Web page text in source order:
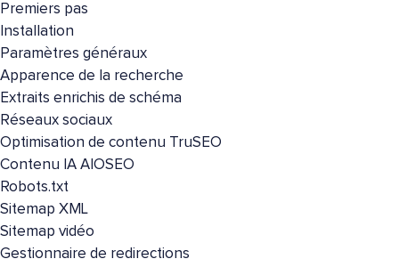
Premiers pas
Installation
Paramètres généraux
Apparence de la recherche
Extraits enrichis de schéma
Réseaux sociaux
Optimisation de contenu TruSEO
Contenu IA AIOSEO
Robots.txt
Sitemap XML
Sitemap vidéo
Gestionnaire de redirections